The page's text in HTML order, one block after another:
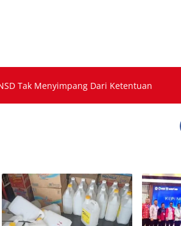
Tak Menyimpang Dari Ketentuan